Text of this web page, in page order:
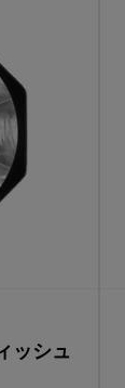
ッシュ